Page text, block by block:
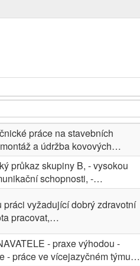
práce na stavebních
a údržba kovových…
průkaz skupiny B, - vysokou
schopnosti, -…
práci vyžadující dobrý zdravotní
pracovat,…
- praxe výhodou -
- práce ve vícejazyčném týmu…